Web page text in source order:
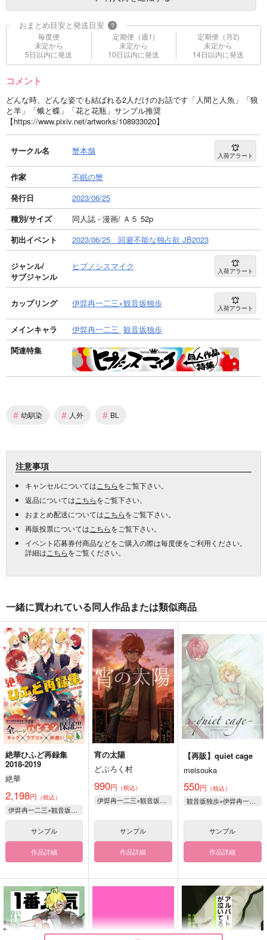
おまとめ目安と発送目安 ?
毎度便
未定から
5日以内に発送
定期便（週1)
未定から
10日以内に発送
定期便（月2)
未定から
14日以内に発送
コメント
どんな時、どんな姿でも結ばれる2人だけのお話です「人間と人魚」「狼
と羊」「蛾と蝶」「花と花瓶」サンプル推奨
【https://www.pixiv.net/artworks/108933020】
サークル名 蟹本舗 入荷アラート
作家
不眠の蟹
発行日
2023/06/25
種別/サイズ
同人誌 - 漫画/ Ａ５ 52p
初出イベント
2023/06/25 回避不能な独占欲 JB2023
ジャンル/
サブジャンル
ヒプノシスマイク 入荷アラート
カップリング 伊弉冉一二三×観音坂独歩 入荷アラート
メインキャラ 伊弉冉一二三 観音坂独歩
関連特集
# 幼馴染 # 人外 # BL
注意事項
キャンセルについては こちらをご覧下さい。
返品については こちらをご覧下さい。
おまとめ配送については こちらをご覧下さい。
再販投票については こちらをご覧下さい。
イベント応募券付商品などをご購入の際は毎度便をご利用ください。
詳細は こちらをご覧ください。
一緒に買われている同人作品または類似商品
絶華ひふど再録集
2018-2019
絶華
2,198円 （税込）
伊弉冉一二三×観音坂独歩
サンプル
作品詳細
宵の太陽
どぶろく村
990円 （税込）
伊弉冉一二三×観音坂独歩
サンプル
作品詳細
【再販】quiet cage
meisouka
550円 （税込）
観音坂独歩×伊弉冉一二三
サンプル
作品詳細